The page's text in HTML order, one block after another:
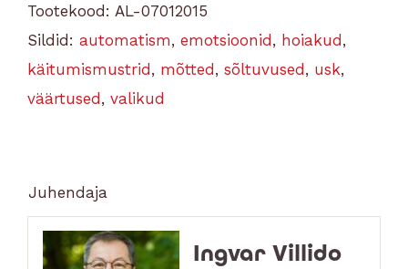
Tootekood: AL-07012015
Sildid: automatism, emotsioonid, hoiakud,
käitumismustrid, mõtted, sõltuvused, usk,
väärtused, valikud
Juhendaja
Ingvar Villido